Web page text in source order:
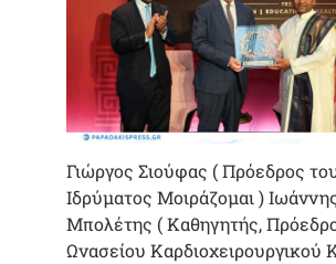
Γιώργος Σιούφας ( Πρόεδρος
Ιδρύματος Μοιράζομαι )
Μπολέτης ( Καθηγητής,
Ωνασείου Καρδιοχειρουργικού